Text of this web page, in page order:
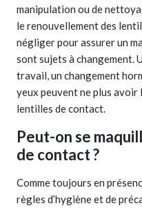
manipulation ou de
le renouvellement des
négliger pour assurer un
sont sujets à changement.
travail, un changement
yeux peuvent ne plus avoir
lentilles de contact.
Peut-on se
de contact ?
Comme toujours en
règles d’hygiène et de